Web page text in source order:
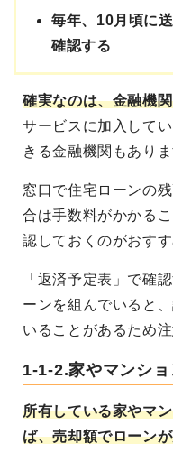
毎年、10月頃に
確認する
確実なのは、金融機
サービスに加入して
きる金融機関もありま
窓口で住宅ローンの
合は手数料がかかる
認しておくのがおすす
「返済予定表」で確
ーンを組んでいると
いることがあるため
1-1-2.家やマンシ
所有している家やマ
ば、売却額でローン